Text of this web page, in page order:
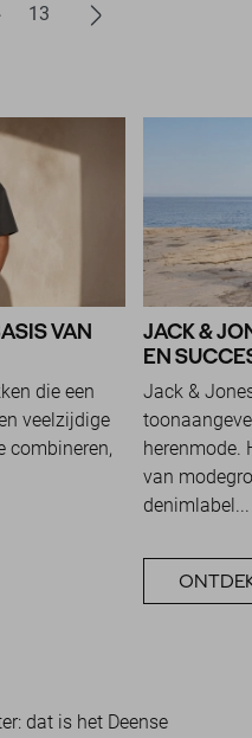
13
VAN
die een
veelzijdige
combineren,
JACK &
EN
Jack &
herenmode.
van
denimlabel...
dat is het Deense